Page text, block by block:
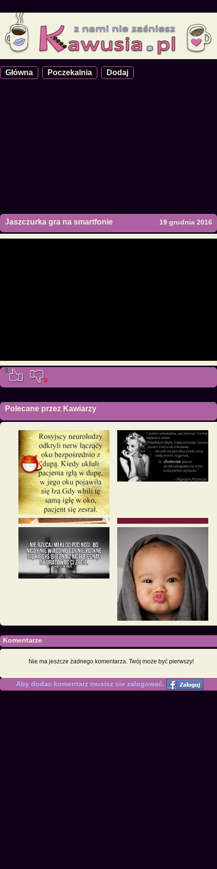
Główna Poczekalnia Dodaj
Jaszczurka gra na smartfonie 19 grudnia 2016
0
0
Polecane przez Kawiarzy
Komentarze
Nie ma jeszcze żadnego komentarza. Twój może być pierwszy!
Aby dodac komentarz musisz sie zalogować.